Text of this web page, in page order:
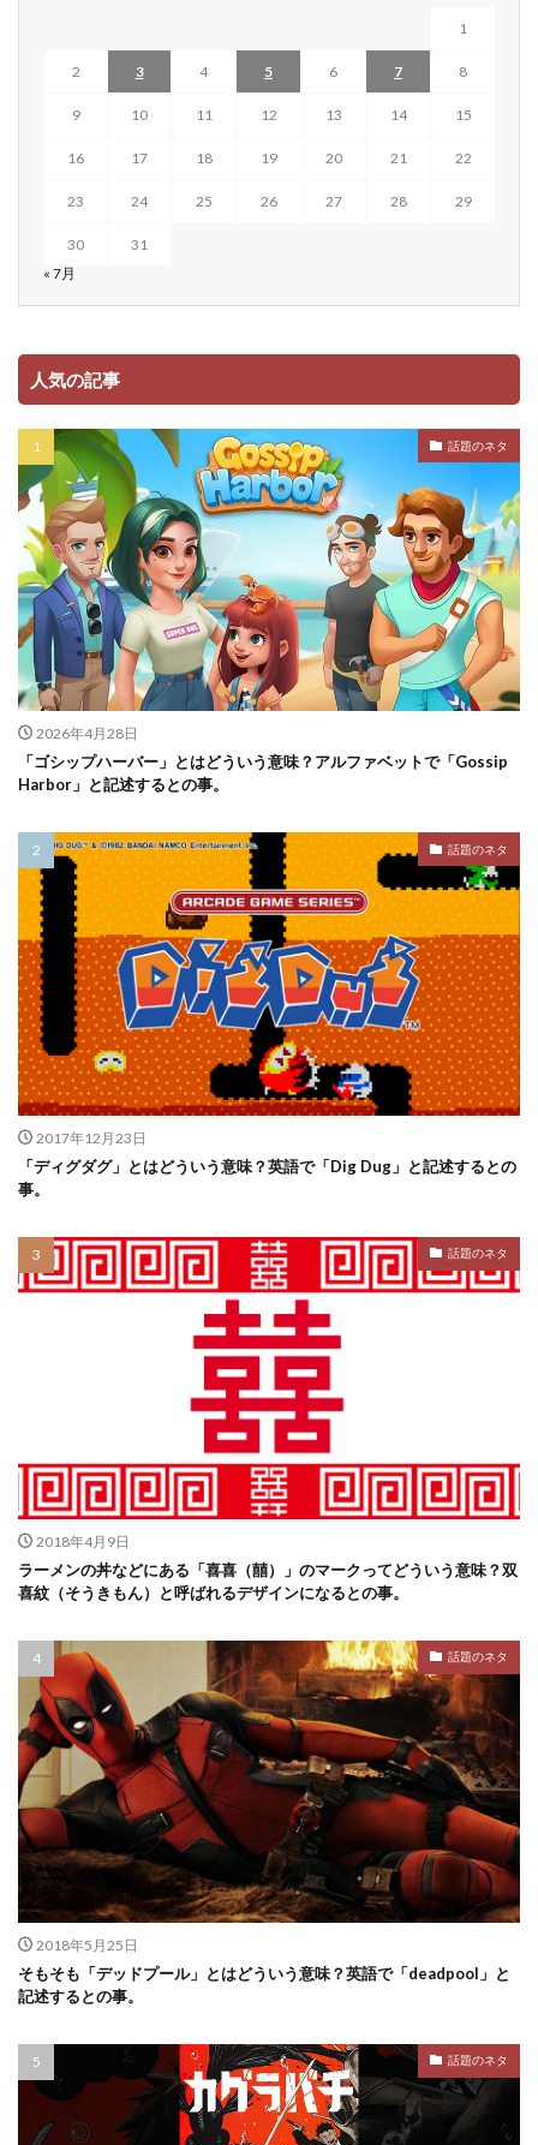
1
2 3 4 5 6 7 8
9 10 11 12 13 14 15
16 17 18 19 20 21 22
23 24 25 26 27 28 29
30
31
« 7月
人気の記事
話題のネタ
2026年4月28日
「ゴシップハーバー」とはどういう意味？アルファベットで「Gossip
Harbor」と記述するとの事。
話題のネタ
2017年12月23日
「ディグダグ」とはどういう意味？英語で「Dig Dug」と記述するとの
事。
話題のネタ
2018年4月9日
ラーメンの丼などにある「喜喜（囍）」のマークってどういう意味？双
喜紋（そうきもん）と呼ばれるデザインになるとの事。
話題のネタ
2018年5月25日
そもそも「デッドプール」とはどういう意味？英語で「deadpool」と
記述するとの事。
話題のネタ